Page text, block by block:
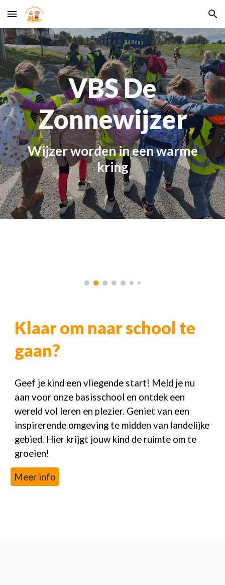
Skip to main content Skip to navigation
VBS De
Zonnewijzer
Wijzer worden in een warme
kring
Klaar om naar school te
gaan?
Geef je kind een vliegende start! Meld je nu
aan voor onze basisschool en ontdek een
wereld vol leren en plezier. Geniet van een
inspirerende omgeving te midden van landelijke
gebied. Hier krijgt jouw kind de ruimte om te
groeien!
Meer info